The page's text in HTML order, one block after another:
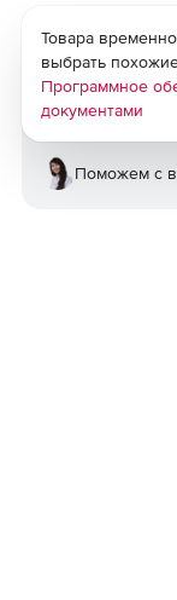
Товара
выбрать
Программное
документами
Поможем с